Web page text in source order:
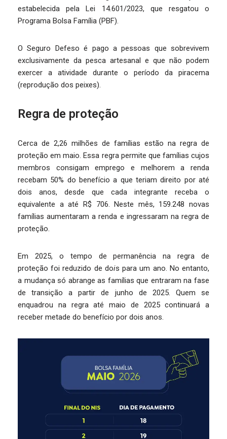
estabelecida pela Lei 14.601/2023, que resgatou o
Programa Bolsa Família (PBF).
O Seguro Defeso é pago a pessoas que sobrevivem
exclusivamente da pesca artesanal e que não podem
exercer a atividade durante o período da piracema
(reprodução dos peixes).
Regra de proteção
Cerca de 2,26 milhões de famílias estão na regra de
proteção em maio. Essa regra permite que famílias cujos
membros consigam emprego e melhorem a renda
recebam 50% do benefício a que teriam direito por até
dois anos, desde que cada integrante receba o
equivalente a até R$ 706. Neste mês, 159.248 novas
famílias aumentaram a renda e ingressaram na regra de
proteção.
Em 2025, o tempo de permanência na regra de
proteção foi reduzido de dois para um ano. No entanto,
a mudança só abrange as famílias que entraram na fase
de transição a partir de junho de 2025. Quem se
enquadrou na regra até maio de 2025 continuará a
receber metade do benefício por dois anos.